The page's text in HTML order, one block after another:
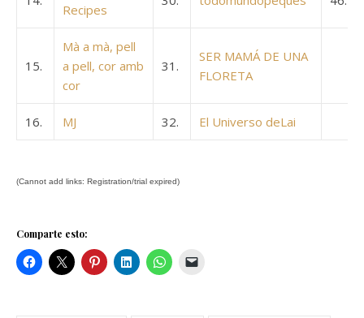
Recipes
15.
Mà a mà, pell
a pell, cor amb
cor
31.
SER MAMÁ DE UNA
FLORETA
16. MJ 32. El Universo deLai
(Cannot add links: Registration/trial expired)
Comparte esto: